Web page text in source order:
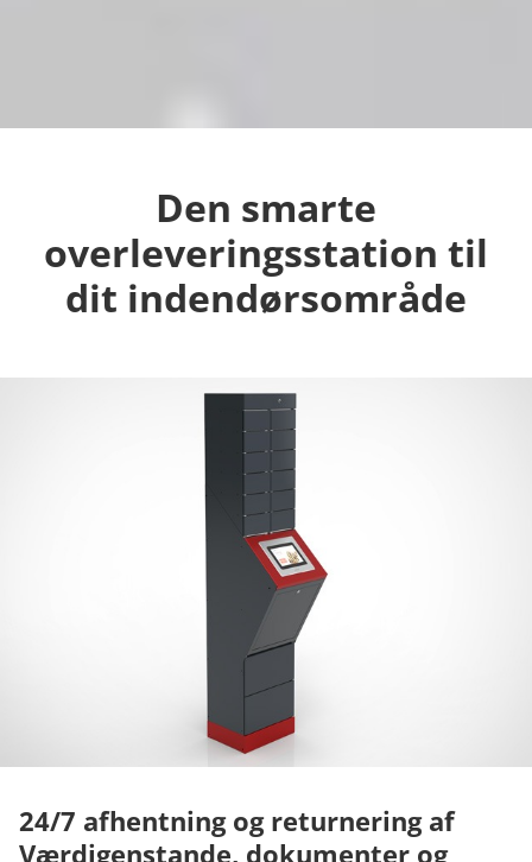
Den smarte
overleveringsstation til
dit indendørsområde
24/7 afhentning og returnering af
Værdigenstande, dokumenter og